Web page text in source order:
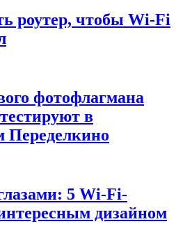
роутер, чтобы Wi-Fi
фотофлагмана
в
Переделкино
5 Wi-Fi-
дизайном